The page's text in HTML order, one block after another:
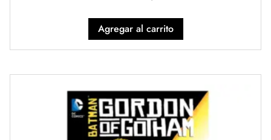
Agregar al carrito